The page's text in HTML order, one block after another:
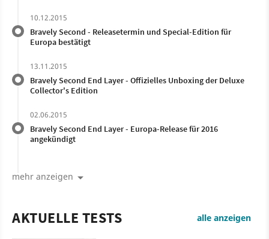
10.12.2015
Bravely Second - Releasetermin und Special-Edition für
Europa bestätigt
13.11.2015
Bravely Second End Layer - Offizielles Unboxing der Deluxe
Collector's Edition
02.06.2015
Bravely Second End Layer - Europa-Release für 2016
angekündigt
mehr anzeigen
AKTUELLE TESTS alle anzeigen